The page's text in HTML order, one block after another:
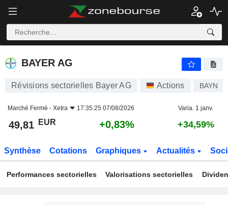
BAYER AG
BAYER AG
Révisions sectorielles Bayer AG Actions BAYN
Marché Fermé - Xetra 17:35:25 07/08/2026 Varia. 1 janv.
49,81 EUR +0,83% +34,59%
Synthèse Cotations Graphiques Actualités
Performances sectorielles Valorisations sectorielles